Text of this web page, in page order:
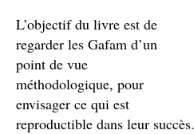
L’objectif du livre est de
regarder les Gafam d’un
point de vue
méthodologique, pour
envisager ce qui est
reproductible dans leur succès.